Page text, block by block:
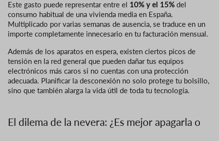
Este gasto puede representar entre el 10% y el 15% del
consumo habitual de una vivienda media en España.
Multiplicado por varias semanas de ausencia, se traduce en un
importe completamente innecesario en tu facturación mensual.
Además de los aparatos en espera, existen ciertos picos de
tensión en la red general que pueden dañar tus equipos
electrónicos más caros si no cuentas con una protección
adecuada. Planificar la desconexión no solo protege tu bolsillo,
sino que también alarga la vida útil de toda tu tecnología.
El dilema de la nevera: ¿Es mejor apagarla o